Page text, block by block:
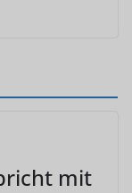
mit